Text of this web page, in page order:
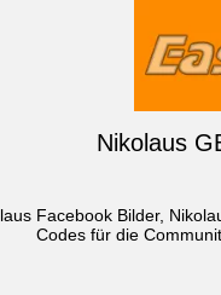
Nikolaus
Facebook Bilder,
Codes für die